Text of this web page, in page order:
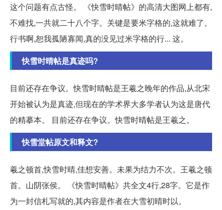
这个问题有点古怪。 《快雪时晴帖》的高清大图网上都有,
不难找,一共就二十八个字。关键是要米字格的,这就难了。
行书啊,恕我孤陋寡闻,真的没见过米字格的行... 这。
快雪时晴帖是真迹吗?
目前还存在争议。快雪时晴帖是王羲之晚年的作品,从北宋
开始被认为是真迹,但现在的学术界大多学者认为这是唐代
的精摹本。 目前还存在争议。快雪时晴帖是王羲之。
快雪堂帖原文和释文?
羲之顿首,快雪时晴,佳想安善。未果为结力不次。王羲之顿
首。山阴张侯。 《快雪时晴帖》共全文4行,28字。它是作
为一封信札写就的,其内容是作者在大雪初晴时以。